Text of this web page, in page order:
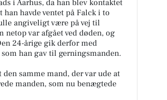
i Aarhus, da han blev kontaktet
havde ventet på Falck i to
angiveligt være på vej til
netop var afgået ved døden, og
24-årige gik derfor med
han gav til gerningsmanden.
samme mand, der var ude at
manden, som nu benægtede